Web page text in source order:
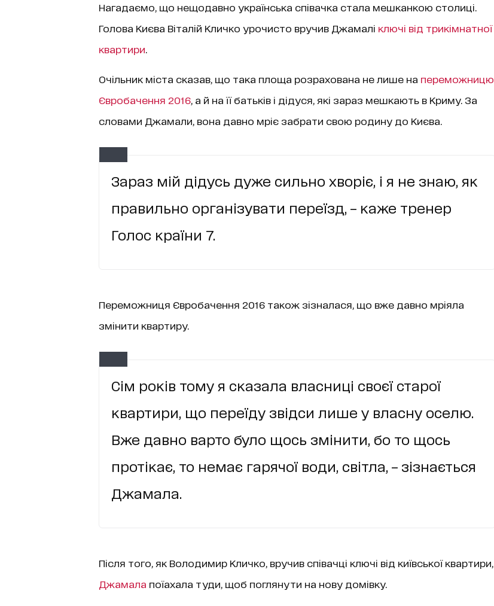
Нагадаємо, що нещодавно українська співачка стала мешканкою столиці.
Голова Києва Віталій Кличко урочисто вручив Джамалі ключі від трикімнатної
квартири
Очільник міста сказав, що така площа розрахована не лише на переможницю
Євробачення 2016, а й на її батьків і дідуся, які зараз мешкають в Криму. За
словами Джамали, вона давно мріє забрати свою родину до Києва.
Зараз мій дідусь дуже сильно хворіє, і я не знаю, як
правильно організувати переїзд, – каже тренер
Голос країни 7.
Переможниця Євробачення 2016 також зізналася, що вже давно мріяла
змінити квартиру.
Сім років тому я сказала власниці своєї старої
квартири, що переїду звідси лише у власну оселю.
Вже давно варто було щось змінити, бо то щось
протікає, то немає гарячої води, світла, – зізнається
Джамала.
Після того, як Володимир Кличко, вручив співачці ключі від київської квартири,
Джамала поїахала туди, щоб поглянути на нову домівку.